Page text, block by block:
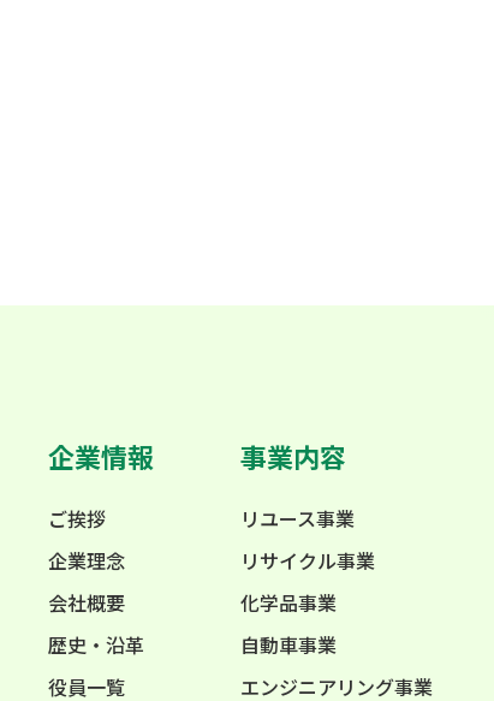
企業情報
ご挨拶
企業理念
会社概要
歴史・沿革
役員一覧
事業内容
リユース事業
リサイクル事業
化学品事業
自動車事業
エンジニアリング事業